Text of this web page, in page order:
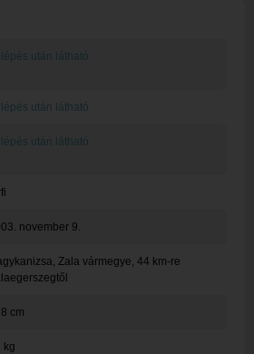
aki értékeli a tartalmas
után látható
után látható
után látható
november 9.
, Zala vármegye, 44 km-re
cm
kg